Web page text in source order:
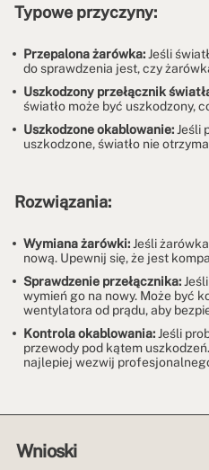
Typowe przyczyny:
Przepalona żarówka: Jeśli
do sprawdzenia jest, czy
Uszkodzony przełącznik
światło może być uszkodzony,
Uszkodzone okablowanie: Jeśli
uszkodzone, światło nie
Rozwiązania:
Wymiana żarówki: Jeśli
nową. Upewnij się, że jest
Sprawdzenie przełącznika:
wymień go na nowy. Może być
wentylatora od prądu, aby
Kontrola okablowania: Jeśli
przewody pod kątem
najlepiej wezwij
Wnioski